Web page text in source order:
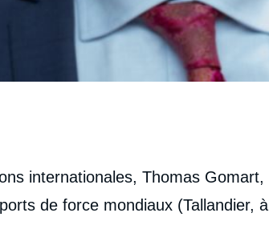
internationales, Thomas Gomart,
de force mondiaux (Tallandier, à